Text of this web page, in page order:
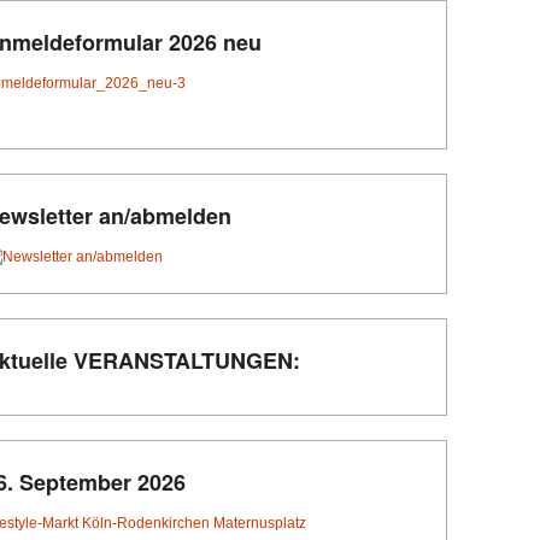
2026 neu
3
an/abmelden
VERANSTALTUNGEN:
September 2026
Markt Köln-Rodenkirchen Maternusplatz